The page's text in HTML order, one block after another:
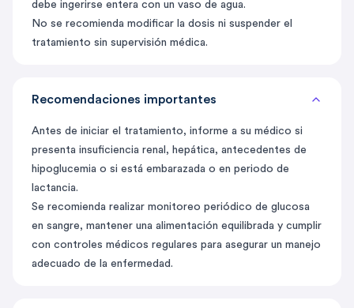
debe ingerirse entera con un vaso de agua.
No se recomienda modificar la dosis ni suspender el
tratamiento sin supervisión médica.
Recomendaciones importantes
Antes de iniciar el tratamiento, informe a su médico si
presenta insuficiencia renal, hepática, antecedentes de
hipoglucemia o si está embarazada o en periodo de
lactancia.
Se recomienda realizar monitoreo periódico de glucosa
en sangre, mantener una alimentación equilibrada y cumplir
con controles médicos regulares para asegurar un manejo
adecuado de la enfermedad.